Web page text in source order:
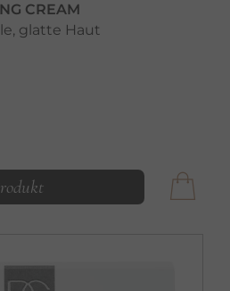
CREAM
glatte Haut